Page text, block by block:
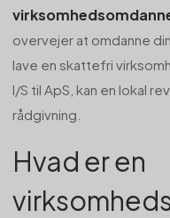
overvejer at omdanne
lave en skattefri
I/S til ApS, kan en lokal
rådgivning.
Hvad er en